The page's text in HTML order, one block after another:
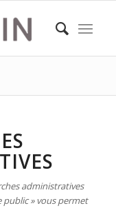
administratives
public » vous permet